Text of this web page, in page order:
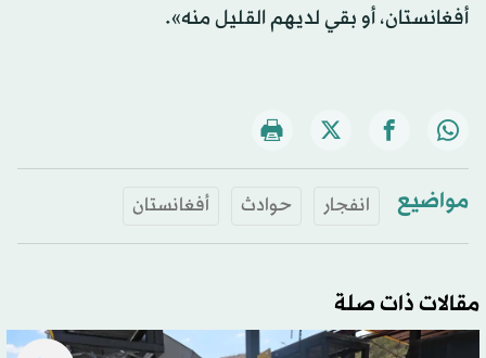
أفغانستان، أو بقي لديهم القليل منه».
مواضيع انفجار حوادث أفغانستان
مقالات ذات صلة